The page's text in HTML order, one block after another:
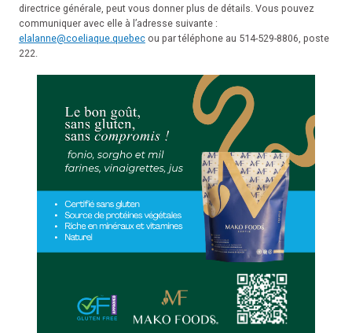
directrice générale, peut vous donner plus de détails. Vous pouvez
communiquer avec elle à l’adresse suivante :
elalanne@coeliaque.quebecou par téléphone au 514-529-8806, poste
222.